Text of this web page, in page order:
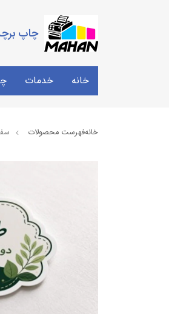
چاپ
خانه خدمات
خانهفهرست محصولات